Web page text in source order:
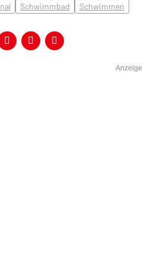
Schwimmbad Schwimmen
Anzeige